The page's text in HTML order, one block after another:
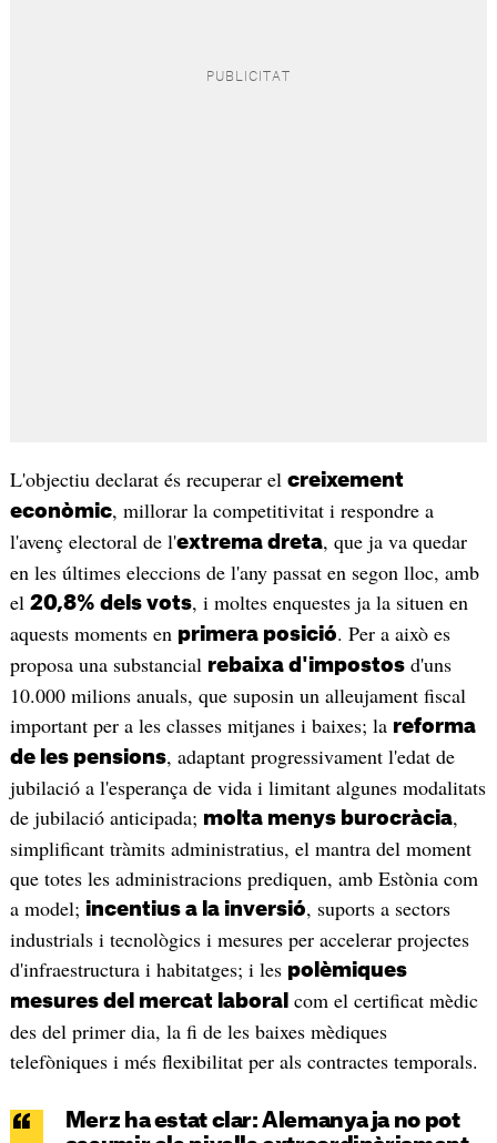
L'objectiu declarat és recuperar el creixement
econòmic, millorar la competitivitat i respondre a
l'avenç electoral de l'extrema dreta, que ja va quedar
en les últimes eleccions de l'any passat en segon lloc, amb
el 20,8% dels vots, i moltes enquestes ja la situen en
aquests moments en primera posició. Per a això es
proposa una substancial rebaixa d'impostosd'uns
10.000 milions anuals, que suposin un alleujament fiscal
important per a les classes mitjanes i baixes; la reforma
de les pensions, adaptant progressivament l'edat de
jubilació a l'esperança de vida i limitant algunes modalitats
de jubilació anticipada; molta menys burocràcia,
simplificant tràmits administratius, el mantra del moment
que totes les administracions prediquen, amb Estònia com
a model; incentius a la inversió, suports a sectors
industrials i tecnològics i mesures per accelerar projectes
d'infraestructura i habitatges; i les polèmiques
mesures del mercat laboral com el certificat mèdic
des del primer dia, la fi de les baixes mèdiques
telefòniques i més flexibilitat per als contractes temporals.
Merz ha estat clar: Alemanya ja no pot